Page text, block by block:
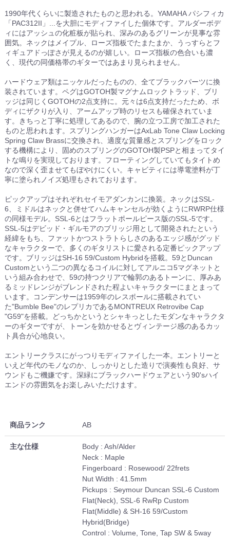
1990年代くらいに製造されたものと思われる。YAMAHA パシフィカ
「PAC312II」...を大胆にモディファイした個体です。アルダーボデ
ィにはアッシュの化粧板が貼られ、深みのあるグリーンが見事な雰
囲気。ネックはメイプル、ローズ指板でたまたまか、うっすらとフ
ィギュアドっぽさが見えるのが嬉しい。ローズ指板の色合いも濃
く、現代の同価格帯のギターではあまり見られません。
ハードウェア類はニッケルだったものの、全てブラックパーツに換
装されています。ペグはGOTOH製マグナムロックトラッド、ブリ
ッジは同じくGOTOHの2点支持に。元々は6点支持だったため、ボ
ディにザクりが入り、アームアップ時のリセスも確保されていま
す。きちっと丁寧に処理してあるので、腕の立つ工房で加工された
ものと思われます。スプリングハンガーはAxLab Tone Claw Locking
Spring Claw Brassに交換され、適度な質量感とスプリングをロック
する機構により、固めのスプリングのGOTOH製PSPと相まってタイ
トな鳴りを実現しております。フローティングしていてもタイトめ
なので深く歪ませてもぼやけにくい。キャビティには導電塗料が丁
寧に塗られノイズ処理もされております。
ピックアップはそれぞれセイモアダンカンに換装。ネックはSSL-
6、ミドルはネックと併せてハムキャンセルが効くようにRWRP仕様
の同様モデル。SSL-6とはフラットポールピース版のSSL-5です。
SSL-5はデビッド・ギルモアのブリッジ用として開発されたという
経緯をもち、ファットかつストラトらしさのあるエッジ感がグッド
なキャラクターで、多くのギタリストに愛される定番ピックアップ
です。ブリッジはSH-16 59/Custom Hybridを搭載。59とDuncan
Customという二つの異なるコイルに対してアルニコ5マグネットと
いう組み合わせで、59の持つクリアで輪郭のあるトーンに、厚みあ
るミッドレンジがブレンドされた程よいキャラクターにまとまって
います。コンデンサーは1959年のレスポールに搭載されてい
た"Bumble Bee"のレプリカであるMONTREUX Retrovibe Cap
"G59"を搭載。どっちかというとシャキっとしたモダンなキャラクタ
ーのギターですが、トーンを効かせるとヴィンテージ感のあるカッ
ト具合が心地良い。
エントリークラスにがっつりモディファイした一本。エントリーと
いえど年代のモノなのか、しっかりとした造りで演奏性も良好、サ
ウンドもご機嫌です。深緑にブラックハードウェアという90'sハイ
エンドの雰囲気をお楽しみいただけます。
商品ランク AB
主な仕様
Body : Ash/Alder
Neck : Maple
Fingerboard : Rosewood/ 22frets
Nut Width : 41.5mm
Pickups : Seymour Duncan SSL-6 Custom
Flat(Neck), SSL-6 RwRp Custom
Flat(Middle) & SH-16 59/Custom
Hybrid(Bridge)
Control : Volume, Tone, Tap SW & 5way